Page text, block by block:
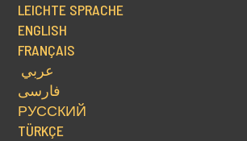
LEICHTE SPRACHE
ENGLISH
FRANÇAIS
عربي
فارسی
РУССКИЙ
TÜRKÇE